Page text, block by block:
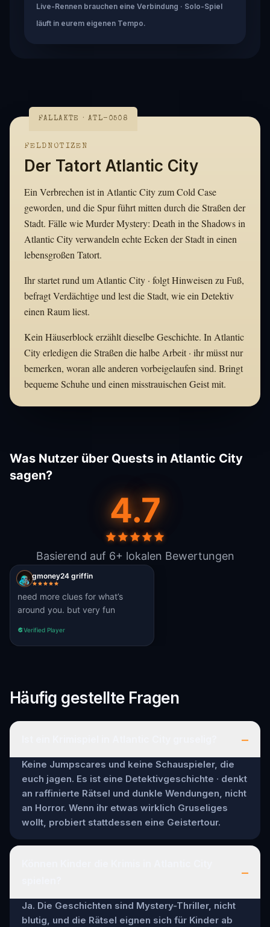
Live-Rennen brauchen eine Verbindung · Solo-Spiel
läuft in eurem eigenen Tempo.
FALLAKTE · ATL-0508
FELDNOTIZEN
Der Tatort Atlantic City
Ein Verbrechen ist in Atlantic City zum Cold Case
geworden, und die Spur führt mitten durch die Straßen der
Stadt. Fälle wie Murder Mystery: Death in the Shadows in
Atlantic City verwandeln echte Ecken der Stadt in einen
lebensgroßen Tatort.
Ihr startet rund um Atlantic City · folgt Hinweisen zu Fuß,
befragt Verdächtige und lest die Stadt, wie ein Detektiv
einen Raum liest.
Kein Häuserblock erzählt dieselbe Geschichte. In Atlantic
City erledigen die Straßen die halbe Arbeit · ihr müsst nur
bemerken, woran alle anderen vorbeigelaufen sind. Bringt
bequeme Schuhe und einen misstrauischen Geist mit.
Was Nutzer über Quests in Atlantic City
sagen?
4.7
Basierend auf 6+ lokalen Bewertungen
gmoney24 griffin
need more clues for what’s
around you. but very fun
Verified Player
Häufig gestellte Fragen
–
Keine Jumpscares und keine Schauspieler, die
euch jagen. Es ist eine Detektivgeschichte · denkt
an raffinierte Rätsel und dunkle Wendungen, nicht
an Horror. Wenn ihr etwas wirklich Gruseliges
wollt, probiert stattdessen eine Geistertour.
–
Ja. Die Geschichten sind Mystery-Thriller, nicht
blutig, und die Rätsel eignen sich für Kinder ab